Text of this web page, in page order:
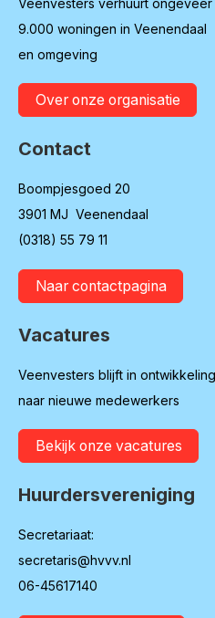
9.000 woningen in Veenendaal
en omgeving
Over onze organisatie
Contact
Boompjesgoed 20
3901 MJ Veenendaal
(0318) 55 79 11
Naar contactpagina
Vacatures
Veenvesters blijft in
naar nieuwe medewerkers
Bekijk onze vacatures
Huurdersvereniging
Secretariaat:
secretaris@hvvv.nl
06-45617140